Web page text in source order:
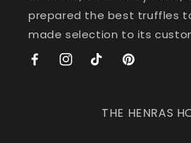
prepared the best truffles
made selection to its
FacebookInstagramTikTokPinterest
THE HENRAS